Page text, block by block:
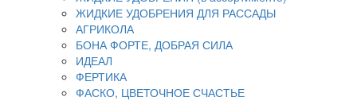
ЖИДКИЕ УДОБРЕНИЯ ДЛЯ РАССАДЫ
АГРИКОЛА
БОНА ФОРТЕ, ДОБРАЯ СИЛА
ИДЕАЛ
ФЕРТИКА
ФАСКО, ЦВЕТОЧНОЕ СЧАСТЬЕ